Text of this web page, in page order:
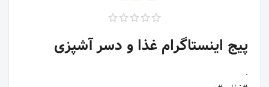
پیج اینستاگرام غذا و دسر آشپزی